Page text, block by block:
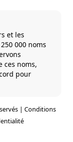
et les
000 noms
ces noms,
pour
| Conditions